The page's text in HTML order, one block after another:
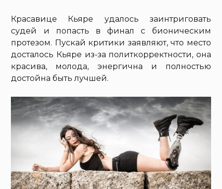
Красавице Кьяре удалось заинтриговать
судей и попасть в финал с бионическим
протезом. Пускай критики заявляют, что место
досталось Кьяре из-за политкорректности, она
красива, молода, энергична и полностью
достойна быть лучшей.